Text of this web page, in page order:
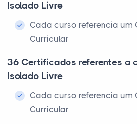
Isolado Livre
Cada curso referencia um
Curricular
36 Certificados referentes a
Isolado Livre
Cada curso referencia um
Curricular